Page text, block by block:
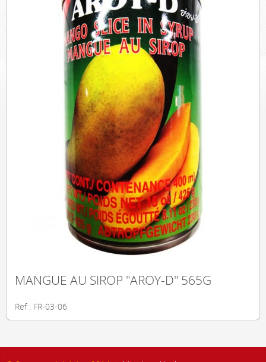
MANGUE AU SIROP "AROY-D" 565G
Ref : FR-03-06